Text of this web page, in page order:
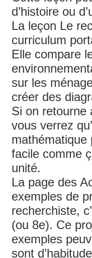
d’histoire ou
La leçon Le
curriculum
Elle compare
sur les
créer des
Si on retourne
vous verrez
mathématique
facile comme
unité.
La page des
exemples de
recherchiste,
(ou 8e). Ce
exemples
sont